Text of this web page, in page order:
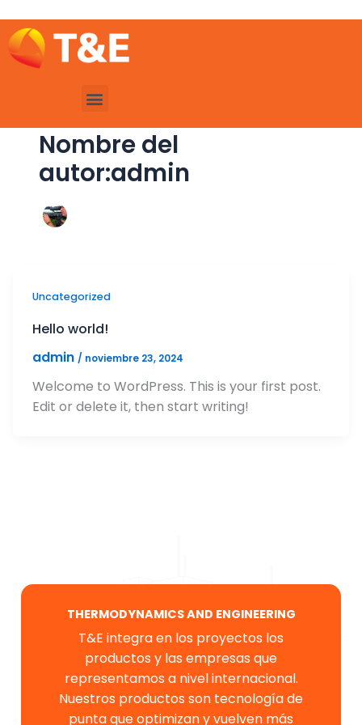
Menu
Nombre del
autor:admin
Uncategorized
Hello world!
admin / noviembre 23, 2024
Welcome to WordPress. This is your first post.
Edit or delete it, then start writing!
THERMODYNAMICS AND ENGINEERING
T&E integra en los proyectos los
productos y las empresas que
representamos a nivel internacional.
Nuestros productos son tecnología de
punta que optimizan y vuelven más